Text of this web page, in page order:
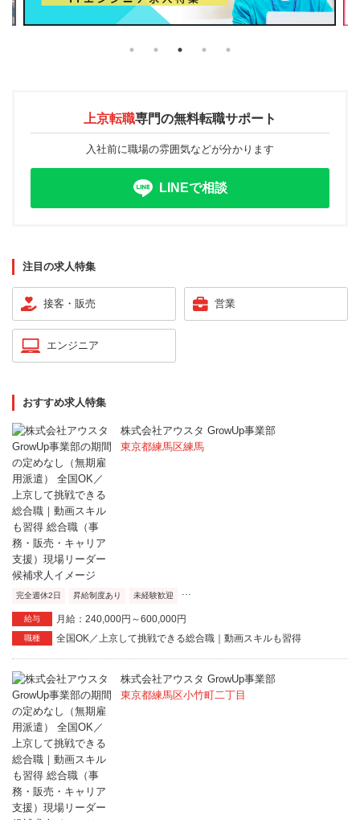
上京転職専門の無料転職サポート
入社前に職場の雰囲気などが分かります
LINEで相談
注目の求人特集
接客・販売 営業
エンジニア
おすすめ求人特集
株式会社アウスタ GrowUp事業部
東京都練馬区練馬
完全週休2日 昇給制度あり 未経験歓迎 ...
給与 月給：240,000円～600,000円
職種 全国OK／上京して挑戦できる総合職｜動画スキルも習得
株式会社アウスタ GrowUp事業部
東京都練馬区小竹町二丁目